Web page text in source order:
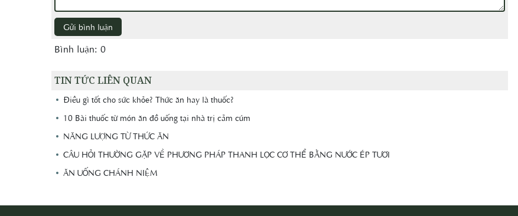
Gửi bình luận
Bình luận: 0
TIN TỨC LIÊN QUAN
Điều gì tốt cho sức khỏe? Thức ăn hay là thuốc?
10 Bài thuốc từ món ăn đồ uống tại nhà trị cảm cúm
NĂNG LƯỢNG TỪ THỨC ĂN
CÂU HỎI THƯỜNG GẶP VỀ PHƯƠNG PHÁP THANH LỌC CƠ THỂ BẰNG NƯỚC ÉP TƯƠI
ĂN UỐNG CHÁNH NIỆM